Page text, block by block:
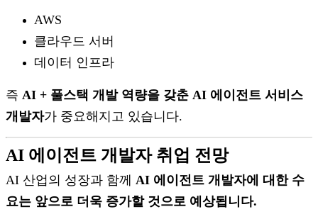
AWS
클라우드 서버
데이터 인프라
즉 AI + 풀스택 개발 역량을 갖춘 AI 에이전트 서비스
개발자가 중요해지고 있습니다.
AI 에이전트 개발자 취업 전망
AI 산업의 성장과 함께 AI 에이전트 개발자에 대한 수
요는 앞으로 더욱 증가할 것으로 예상됩니다.